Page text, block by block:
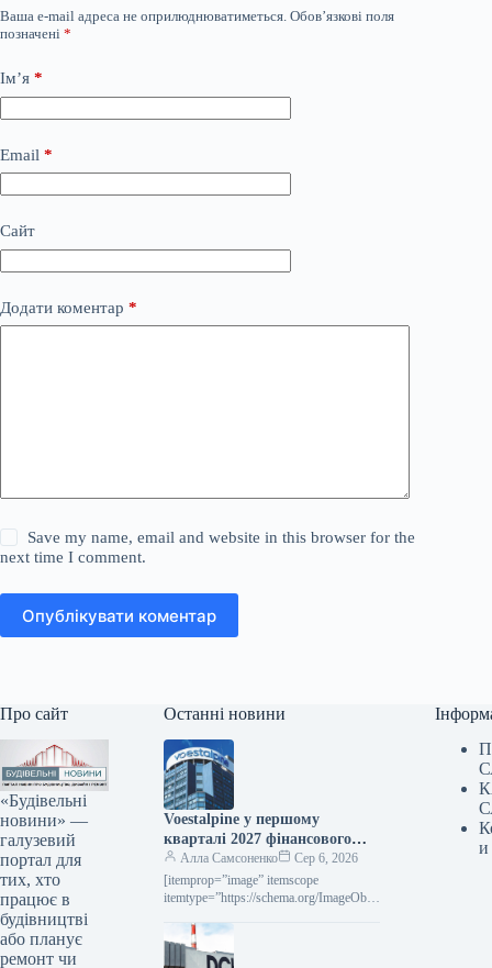
Ваша e-mail адреса не оприлюднюватиметься. Обов’язкові поля
позначені *
Ім’я *
Email *
Сайт
Додати коментар *
Save my name, email and website in this browser for the
next time I comment.
Опублікувати коментар
Про сайт
«Будівельні
новини» —
галузевий
портал для
тих, хто
працює в
будівництві
або планує
ремонт чи
Останні новини
Voestalpine у першому
кварталі 2027 фінансового
року підвищила виручку на
2,4% порівняно з попереднім
роком.
Алла Самсоненко
Сер 6, 2026
[itemprop=”image” itemscope
itemtype=”https://schema.org/ImageObje
Новини Глобальний ринок voestalpine
Роздрукувати 80 06 Серпня 2026
и